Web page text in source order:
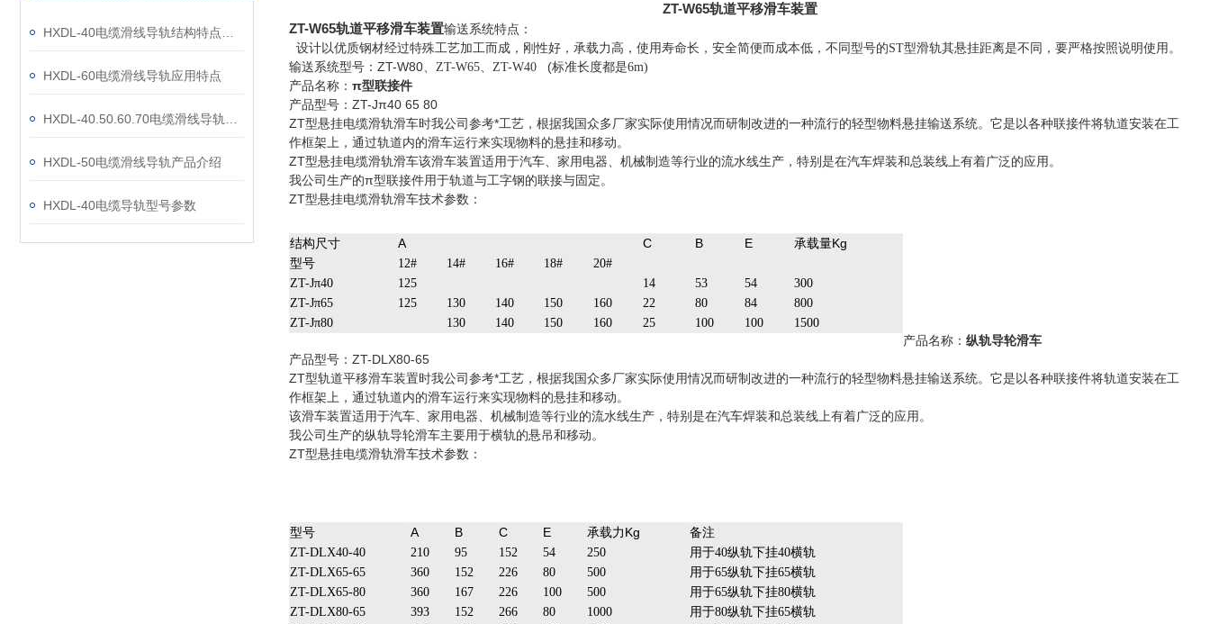
HXDL-60电缆滑线导轨应用特点
HXDL-50电缆滑线导轨产品介绍
HXDL-40电缆导轨型号参数
ZT-W65轨道平移滑车装置
ZT-W65轨道平移滑车装置输送系统特点：
设计以优质钢材经过特殊工艺加工而成，刚性好，承载力高，使用寿命长，安全简便而成本低，不同型号的ST型滑轨其悬挂距离是不同，要严格按照说明使用。
输送系统型号：ZT-W80、 ZT-W65 ZT-W40 (标准长度都是6m)
产品名称： π型联接件
产品型号：ZT-Jπ40 65 80
ZT型悬挂电缆滑轨滑车时我公司参考*工艺，根据我国众多厂家实际使用情况而研制改进的一种流行的轻型物料悬挂输送系统。它是以各种联接件将轨道安装在工
作框架上，通过轨道内的滑车运行来实现物料的悬挂和移动。
ZT型悬挂电缆滑轨滑车该滑车装置适用于汽车、家用电器、机械制造等行业的流水线生产，特别是在汽车焊装和总装线上有着广泛的应用。
我公司生产的π型联接件用于轨道与工字钢的联接与固定。
ZT型悬挂电缆滑轨滑车技术参数：
结构尺寸 A C B E
承载量Kg
型号
12# 14# 16# 18#
20#
ZT-Jπ40
125 14 53 54
300
ZT-Jπ65
125 130 140 150 160 22 80 84
800
ZT-Jπ80
130 140 150 160 25 100 100 1500
产品名称： 纵轨导轮滑车
产品型号：ZT-DLX80-65
ZT型轨道平移滑车装置时我公司参考*工艺，根据我国众多厂家实际使用情况而研制改进的一种流行的轻型物料悬挂输送系统。它是以各种联接件将轨道安装在工
作框架上，通过轨道内的滑车运行来实现物料的悬挂和移动。
该滑车装置适用于汽车、家用电器、机械制造等行业的流水线生产，特别是在汽车焊装和总装线上有着广泛的应用。
我公司生产的纵轨导轮滑车主要用于横轨的悬吊和移动。
ZT型悬挂电缆滑轨滑车技术参数：
型号 A B C E 承载力Kg 备注
ZT-DLX40-40 210 95 152 54 250
用于40纵轨下挂40横轨
ZT-DLX65-65
360 152 226 80 500
用于65纵轨下挂65横轨
ZT-DLX65-80
360 167 226 100 500
用于65纵轨下挂80横轨
ZT-DLX80-65
393 152 266 80 1000
用于80纵轨下挂65横轨